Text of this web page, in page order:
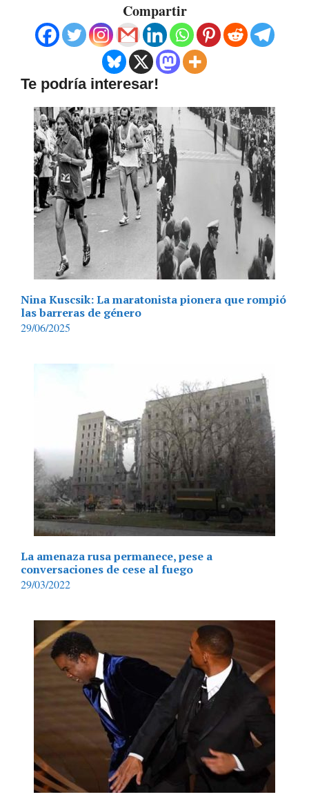
Compartir
Te podría interesar!
Nina Kuscsik: La maratonista pionera que rompió
las barreras de género
29/06/2025
La amenaza rusa permanece, pese a
conversaciones de cese al fuego
29/03/2022